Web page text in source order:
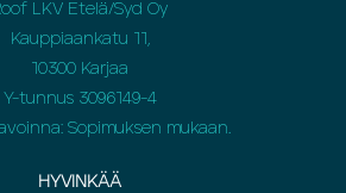
LKV Etelä/Syd Oy
Kauppiaankatu 11,
10300 Karjaa
Y-tunnus 3096149-4
avoinna: Sopimuksen mukaan.
HYVINKÄÄ